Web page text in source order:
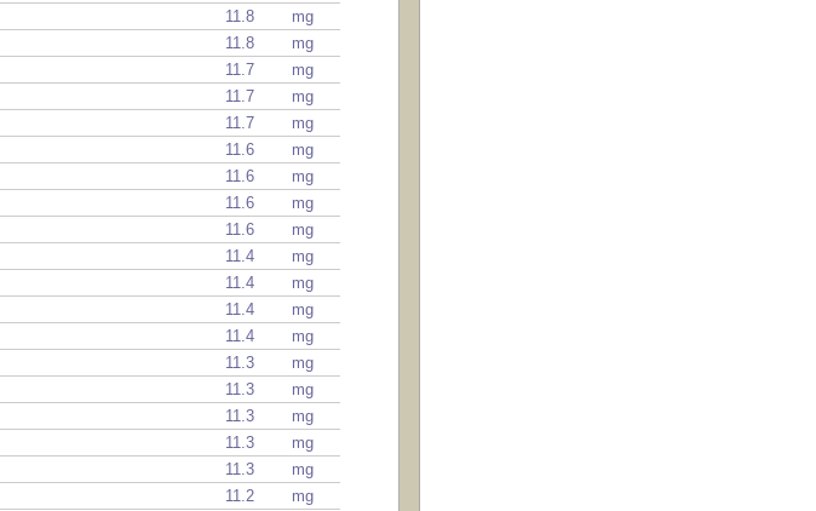
11.8
mg
11.8
mg
11.7
mg
11.7
mg
11.7
mg
11.6
mg
11.6
mg
11.6
mg
11.6
mg
11.4
mg
11.4
mg
11.4
mg
11.4
mg
11.3
mg
11.3
mg
11.3
mg
11.3
mg
11.3
mg
11.2
mg